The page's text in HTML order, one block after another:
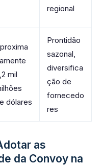
regional
mil
dólares
Prontidão
sazonal,
diversifica
ção de
fornecedo
res
as
da Convoy na